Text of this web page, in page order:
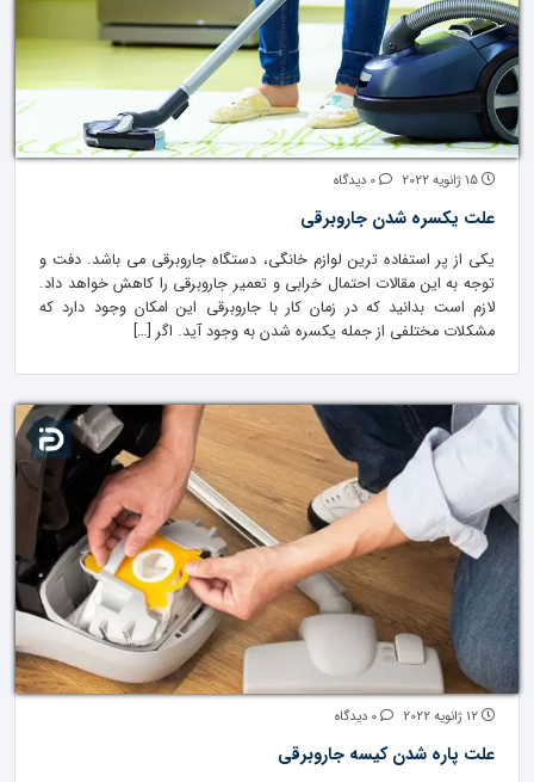
علت یکسره شدن جاروبرقی
یکی از پر استفاده ترین لوازم خانگی، دستگاه جاروبرقی می باشد. دفت و
توجه به این مقالات احتمال خرابی و تعمیر جاروبرقی را کاهش خواهد داد.
لازم است بدانید که در زمان کار با جاروبرقی این امکان وجود دارد که
مشکلات مختلفی از جمله یکسره شدن به وجود آید. اگر […]
علت پاره شدن کیسه جاروبرقی